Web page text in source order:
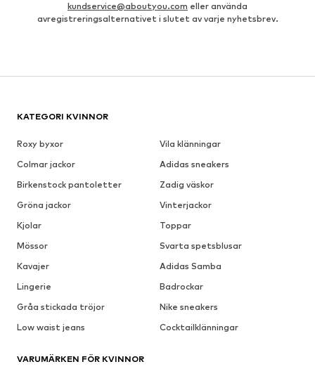
kundservice@aboutyou.com eller använda
avregistreringsalternativet i slutet av varje nyhetsbrev.
KATEGORI KVINNOR
Roxy byxor
Vila klänningar
Colmar jackor
Adidas sneakers
Birkenstock pantoletter
Zadig väskor
Gröna jackor
Vinterjackor
Kjolar
Toppar
Mössor
Svarta spetsblusar
Kavajer
Adidas Samba
Lingerie
Badrockar
Gråa stickada tröjor
Nike sneakers
Low waist jeans
Cocktailklänningar
VARUMÄRKEN FÖR KVINNOR